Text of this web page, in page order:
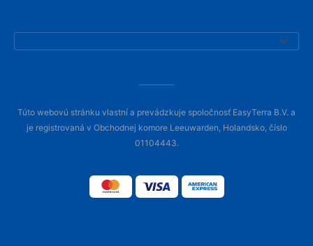
Túto webovú stránku vlastní a prevádzkuje spoločnosť EasyTerra B.V. a
je registrovaná v Obchodnej komore Leeuwarden, Holandsko, číslo
01104443.